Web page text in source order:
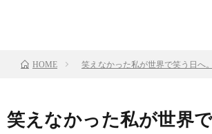
HOME 笑えなかった私が世界で笑う日へ
笑えなかった私が世界